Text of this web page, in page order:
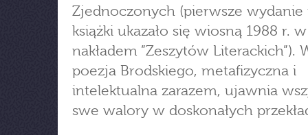
Zjednoczonych (pierwsze wydanie
książki ukazało się wiosną 1988 r.
nakładem ”Zeszytów Literackich”).
poezja Brodskiego, metafizyczna i
intelektualna zarazem, ujawnia
swe walory w doskonałych